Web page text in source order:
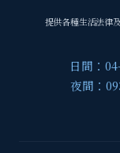
提供各種生活法律
日間：
夜間：